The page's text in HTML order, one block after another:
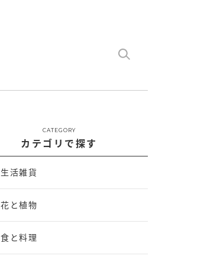
CATEGORY
カテゴリで探す
生活雑貨
花と植物
食と料理